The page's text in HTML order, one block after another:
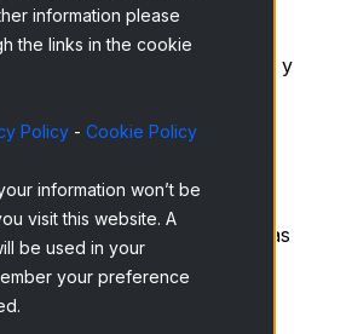
information please
the links in the cookie
Policy - Cookie Policy
information won’t be
visit this website. A
be used in your
your preference
utilizan?
entre encuestas académicas y
una encuesta académica
para aplicar encuestas
universitarios
datos para encuestas